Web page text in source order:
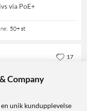
via PoE+
: 50+ st
17
Company
unik kundupplevelse